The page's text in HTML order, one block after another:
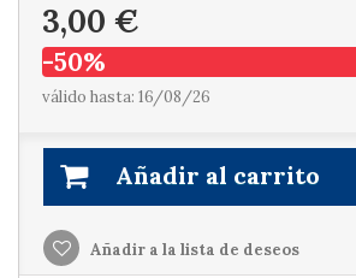
3,00 €
-50%
válido hasta: 16/08/26
Añadir al carrito
Añadir a la lista de deseos